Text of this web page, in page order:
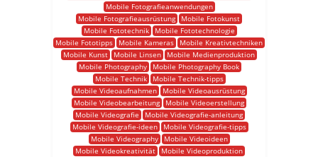
Mobile Fotografieanwendungen
Mobile Fotografieausrüstung
Mobile Fotokunst
Mobile Fototechnik
Mobile Fototechnologie
Mobile Fototipps
Mobile Kameras
Mobile Kreativtechniken
Mobile Kunst
Mobile Linsen
Mobile Medienproduktion
Mobile Photography
Mobile Photography Book
Mobile Technik
Mobile Technik-tipps
Mobile Videoaufnahmen
Mobile Videoausrüstung
Mobile Videobearbeitung
Mobile Videoerstellung
Mobile Videografie
Mobile Videografie-anleitung
Mobile Videografie-ideen
Mobile Videografie-tipps
Mobile Videography
Mobile Videoideen
Mobile Videokreativität
Mobile Videoproduktion